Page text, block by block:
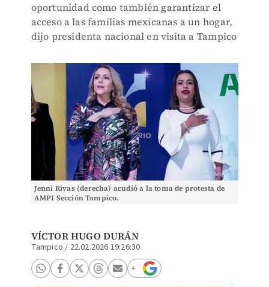
oportunidad como también garantizar el
acceso a las familias mexicanas a un hogar,
dijo presidenta nacional en visita a Tampico
Jenni Rivas (derecha) acudió a la toma de protesta de
AMPI Sección Tampico.
VÍCTOR HUGO DURÁN
Tampico / 22.02.2026 19:26:30